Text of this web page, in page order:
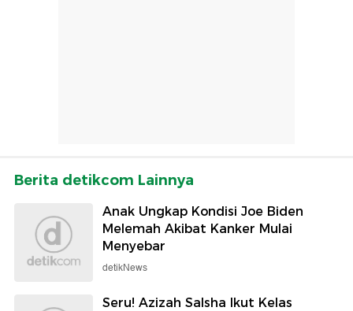
Berita detikcom Lainnya
Anak Ungkap Kondisi Joe Biden
Melemah Akibat Kanker Mulai
Menyebar
detikNews
Seru! Azizah Salsha Ikut Kelas